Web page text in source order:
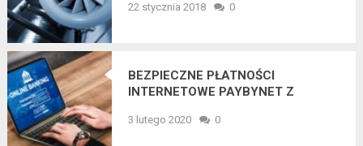
22 stycznia 2018 0
BEZPIECZNE PŁATNOŚCI
INTERNETOWE PAYBYNET Z
BEZPIECZNIE W SIECI KARTĄ LUB
3 lutego 2020 0